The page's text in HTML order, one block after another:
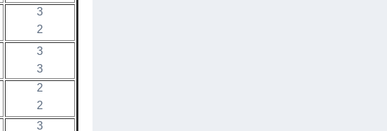
3
2
3
3
2
2
3